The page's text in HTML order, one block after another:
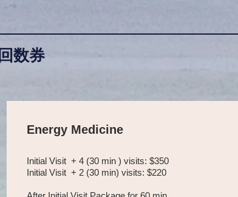
回数券
Energy Medicine
Initial Visit + 4 (30 min ) visits: $350
Initial Visit + 2 (30 min) visits: $220